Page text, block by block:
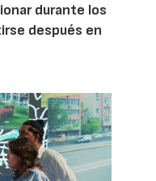
durante los
después en